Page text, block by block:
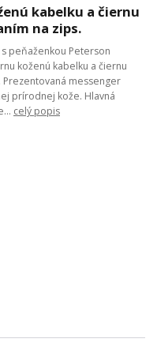
kabelku a čiernu
na zips.
peňaženkou Peterson
koženú kabelku a čiernu
Prezentovaná messenger
prírodnej kože. Hlavná
celý popis